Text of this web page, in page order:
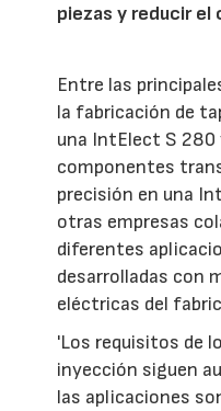
piezas y reducir
Entre las
la fabricación de
una IntElect S 280
componentes
precisión en una
otras empresas
diferentes
desarrolladas con
eléctricas del
'Los requisitos de
inyección siguen
las aplicaciones